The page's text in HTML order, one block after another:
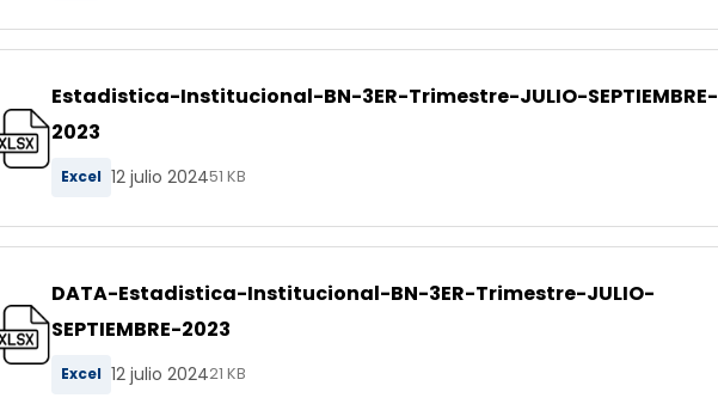
Estadistica-Institucional-BN-3ER-Trimestre-JULIO-SEPTIEMBRE-
2023
Excel 12 julio 202451 KB
DATA-Estadistica-Institucional-BN-3ER-Trimestre-JULIO-
SEPTIEMBRE-2023
Excel 12 julio 202421 KB